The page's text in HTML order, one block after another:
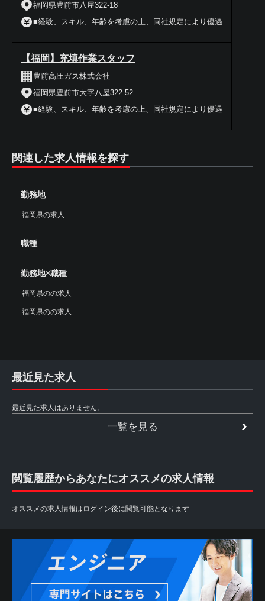
福岡県豊前市八屋322-18
■経験、スキル、年齢を考慮の上、同社規定により優遇
【福岡】充填作業スタッフ
豊前高圧ガス株式会社
福岡県豊前市大字八屋322-52
■経験、スキル、年齢を考慮の上、同社規定により優遇
関連した求人情報を探す
勤務地
福岡県の求人
職種
勤務地×職種
福岡県のの求人
福岡県のの求人
最近見た求人
最近見た求人はありません。
一覧を見る
閲覧履歴からあなたにオススメの求人情報
オススメの求人情報はログイン後に閲覧可能となります